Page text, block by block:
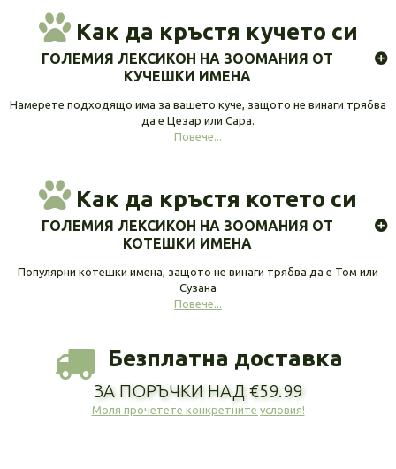
Как да кръстя кучето си
ГОЛЕМИЯ ЛЕКСИКОН НА ЗООМАНИЯ ОТ
КУЧЕШКИ ИМЕНА
Намерете подходящо има за вашето куче, защото не винаги трябва
да е Цезар или Сара.
Повече...
Как да кръстя котето си
ГОЛЕМИЯ ЛЕКСИКОН НА ЗООМАНИЯ ОТ
КОТЕШКИ ИМЕНА
Популярни котешки имена, защото не винаги трябва да е Том или
Сузана
Повече...
Безплатна доставка
ЗА ПОРЪЧКИ НАД €59.99
Моля прочетете конкретните условия!